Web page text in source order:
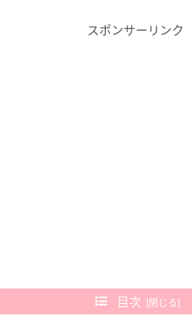
スポンサーリンク
目次